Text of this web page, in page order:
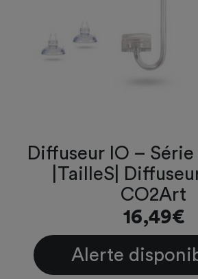
Diffuseur IO –
|TailleS|
CO2Art
16,49€
Alerte